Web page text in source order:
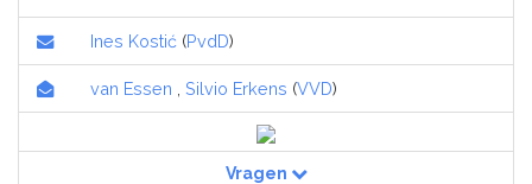
Ines Kostić (PvdD)
van Essen Silvio Erkens (VVD)
Vragen